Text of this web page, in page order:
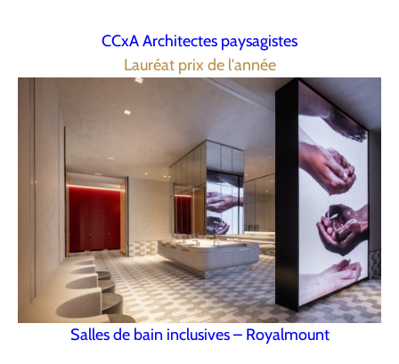
CCxA Architectes paysagistes
Lauréat prix de l'année
Salles de bain inclusives – Royalmount